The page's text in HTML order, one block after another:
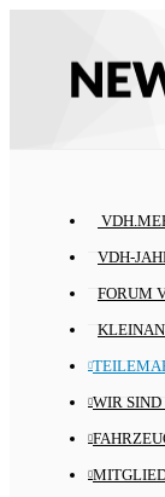
VDH-
FORUM
WIR